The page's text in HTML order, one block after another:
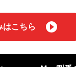
はこちら